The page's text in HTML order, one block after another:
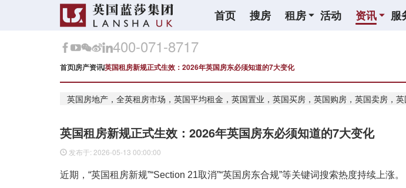
首页 搜房 租房 活动 资讯 服
400-071-8717
首页房产资讯英国租房新规正式生效：2026年英国房东必须知道的7大变化
英国房地产，全英租房市场，英国平均租金，英国置业，英国买房，英国购房，英国卖房，
英国租房新规正式生效：2026年英国房东必须知道的7大变化
发布于: 2026-05-13 00:00:00
近期， “英国租房新规”“Section 21取消”“英国房东合规”等关键词搜索热度持续上涨。